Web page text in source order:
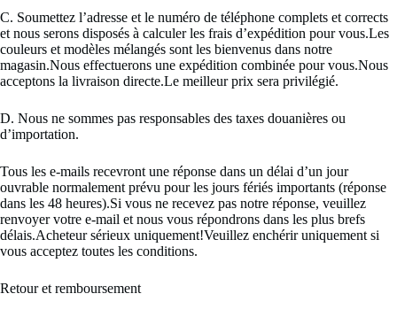
C. Soumettez l’adresse et le numéro de téléphone complets et corrects
et nous serons disposés à calculer les frais d’expédition pour vous.Les
couleurs et modèles mélangés sont les bienvenus dans notre
magasin.Nous effectuerons une expédition combinée pour vous.Nous
acceptons la livraison directe.Le meilleur prix sera privilégié.
D. Nous ne sommes pas responsables des taxes douanières ou
d’importation.
Tous les e-mails recevront une réponse dans un délai d’un jour
ouvrable normalement prévu pour les jours fériés importants (réponse
dans les 48 heures).Si vous ne recevez pas notre réponse, veuillez
renvoyer votre e-mail et nous vous répondrons dans les plus brefs
délais.Acheteur sérieux uniquement!Veuillez enchérir uniquement si
vous acceptez toutes les conditions.
Retour et remboursement